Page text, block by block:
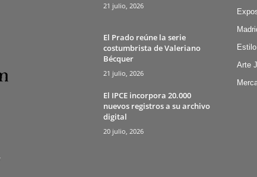
21 julio, 2026
El Prado reúne la serie
costumbrista de Valeriano
Bécquer
21 julio, 2026
El IPCE incorpora 20.000
nuevos registros a su archivo
digital
20 julio, 2026
Arte